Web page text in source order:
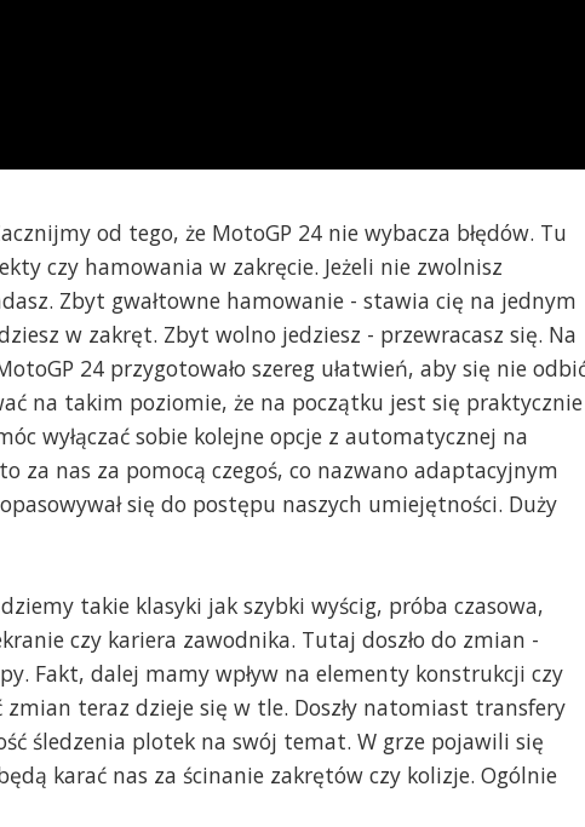
od tego, że MotoGP 24 nie wybacza błędów. Tu
czy hamowania w zakręcie. Jeżeli nie zwolnisz
Zbyt gwałtowne hamowanie - stawia cię na jednym
w zakręt. Zbyt wolno jedziesz - przewracasz się. Na
24 przygotowało szereg ułatwień, aby się nie
na takim poziomie, że na początku jest się praktycznie
wyłączać sobie kolejne opcje z automatycznej na
za nas za pomocą czegoś, co nazwano adaptacyjnym
się do postępu naszych umiejętności. Duży
takie klasyki jak szybki wyścig, próba czasowa,
czy kariera zawodnika. Tutaj doszło do zmian -
Fakt, dalej mamy wpływ na elementy konstrukcji czy
teraz dzieje się w tle. Doszły natomiast transfery
śledzenia plotek na swój temat. W grze pojawili się
karać nas za ścinanie zakrętów czy kolizje. Ogólnie